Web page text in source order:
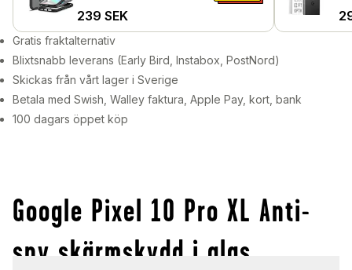
Svart/transparent
239 SEK
Gratis fraktalternativ
Blixtsnabb leverans (Early Bird, Instabox, PostNord)
Skickas från vårt lager i Sverige
Betala med Swish, Walley faktura, Apple Pay, kort, bank
100 dagars öppet köp
Google Pixel 10 Pro XL Anti-
spy skärmskydd i glas